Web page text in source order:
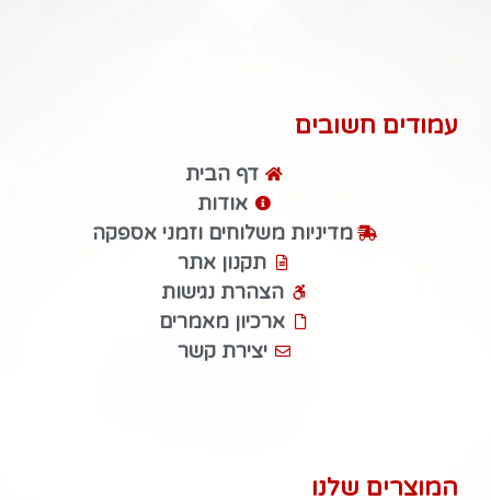
עמודים חשובים
דף הבית
אודות
מדיניות משלוחים וזמני אספקה
תקנון אתר
הצהרת נגישות
ארכיון מאמרים
יצירת קשר
המוצרים שלנו